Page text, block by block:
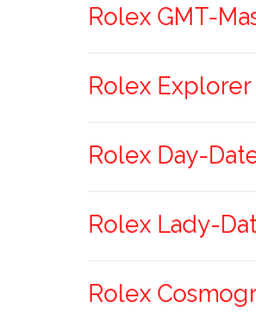
Rolex GMT-
Rolex Explorer
Rolex Day-
Rolex Lady-
Rolex